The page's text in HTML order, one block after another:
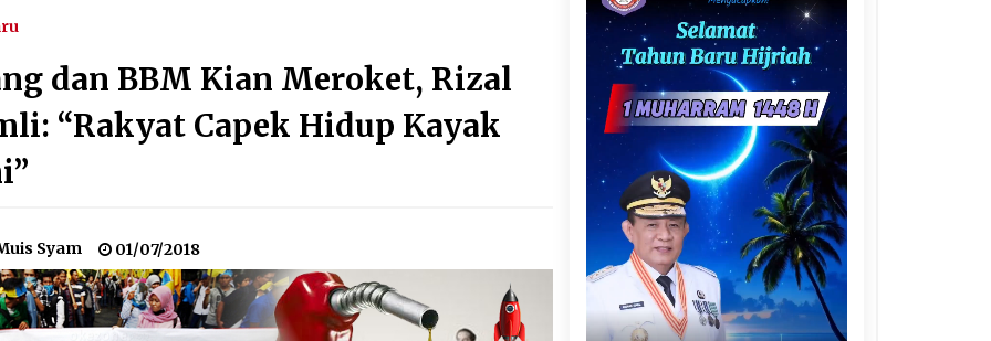
dan BBM Kian Meroket, Rizal
“Rakyat Capek Hidup Kayak
Syam 01/07/2018